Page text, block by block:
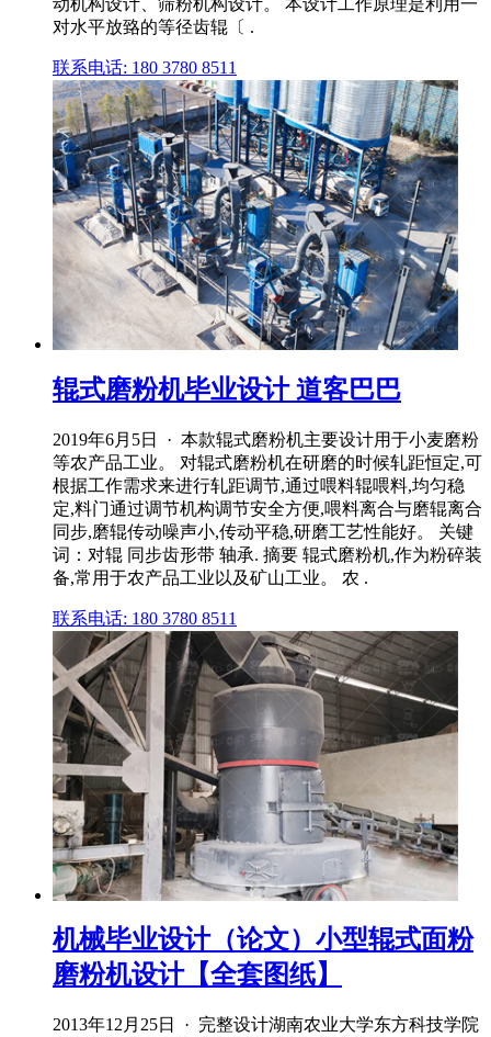
对水平放臵的等径齿辊〔 .
联系电话: 180 3780 8511
辊式磨粉机毕业设计 道客巴巴
2019年6月5日 · 本款辊式磨粉机主要设计用于小麦磨粉
等农产品工业。 对辊式磨粉机在研磨的时候轧距恒定,可
根据工作需求来进行轧距调节,通过喂料辊喂料,均匀稳
定,料门通过调节机构调节安全方便,喂料离合与磨辊离合
同步,磨辊传动噪声小,传动平稳,研磨工艺性能好。 关键
词：对辊 同步齿形带 轴承. 摘要 辊式磨粉机,作为粉碎装
备,常用于农产品工业以及矿山工业。 农 .
联系电话: 180 3780 8511
机械毕业设计（论文）小型辊式面粉
磨粉机设计【全套图纸】
2013年12月25日 · 完整设计湖南农业大学东方科技学院